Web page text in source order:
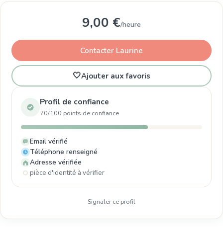
9,00 €/heure
Contacter Laurine
🤍Ajouter aux favoris
Profil de confiance
70/100 points de confiance
Email vérifié
Téléphone renseigné
Adresse vérifiée
pièce d'identité à vérifier
Signaler ce profil